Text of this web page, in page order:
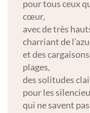
pour tous ceux
cœur,
avec de très
charriant de
et des
plages,
des solitudes
pour les
qui ne savent